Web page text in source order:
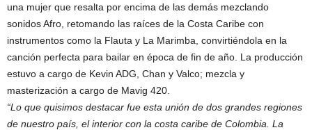
una mujer que resalta por encima de las demás mezclando
sonidos Afro, retomando las raíces de la Costa Caribe con
instrumentos como la Flauta y La Marimba, convirtiéndola en la
canción perfecta para bailar en época de fin de año. La producción
estuvo a cargo de Kevin ADG, Chan y Valco; mezcla y
masterización a cargo de Mavig 420.
“Lo que quisimos destacar fue esta unión de dos grandes regiones
de nuestro país, el interior con la costa caribe de Colombia. La